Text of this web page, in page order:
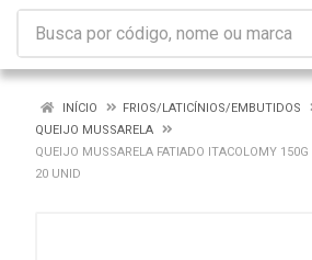
INÍCIO
FRIOS/LATICÍNIOS/EMBUTIDOS
QUEIJO MUSSARELA
QUEIJO MUSSARELA FATIADO ITACOLOMY 150G
20 UNID